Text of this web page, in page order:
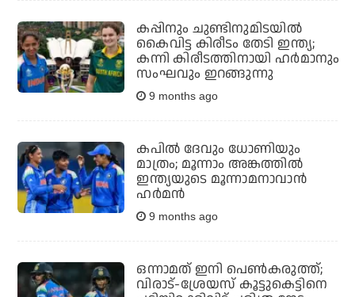
കപ്പിനും ചുണ്ടിനുമിടയില്‍
കൈവിട്ട കിരീടം തേടി ഇന്ത്യ;
കന്നി കിരീടത്തിനായി ഹര്‍മാനും
സംഘവും ഇറങ്ങുന്നു
9 months ago
കപില്‍ ദേവും ധോണിയും
മാത്രം; മൂന്നാം അങ്കത്തില്‍
ഇന്ത്യയുടെ മൂന്നാമനാവാന്‍
ഹര്‍മന്‍
9 months ago
ഒന്നാമത് ഇനി പെണ്‍കരുത്ത്;
വിരാട്-ശ്രേയസ് കൂട്ടുകെട്ടിനെ